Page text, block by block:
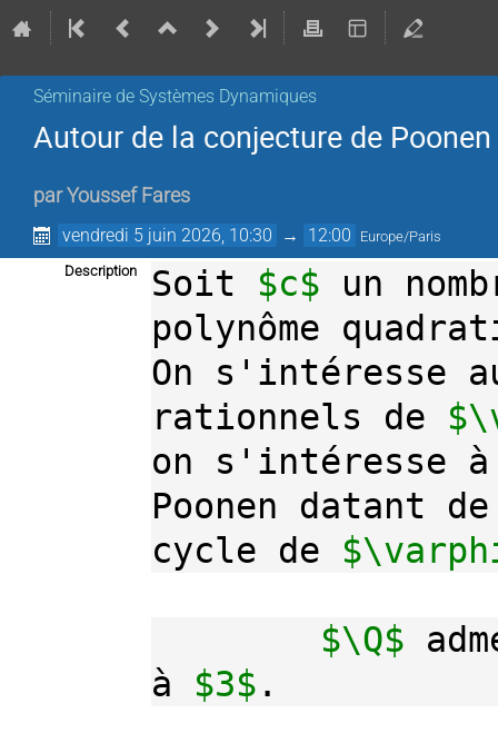
Séminaire de Systèmes Dynamiques
Autour de la conjecture de
parYoussef Fares
vendredi 5 juin 2026, 10:30 → 12:00 Europe/Paris
Description Soit $c$ un
polynôme
On s'intéresse
rationnels de
Poonen datant
cycle de
$\Q$
à $3$ .